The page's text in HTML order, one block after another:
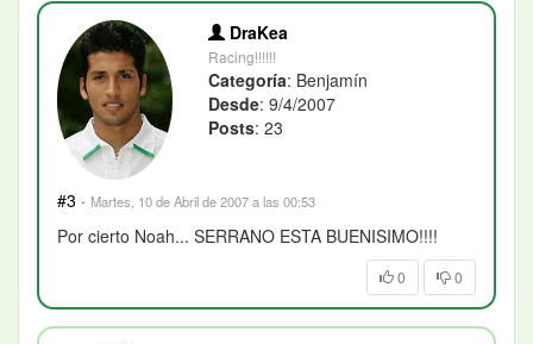
DraKea
Racing!!!!!!
Categoría: Benjamín
Desde: 9/4/2007
Posts: 23
#3 · Martes, 10 de Abril de 2007 a las 00:53
Por cierto Noah... SERRANO ESTA BUENISIMO!!!!
0 0